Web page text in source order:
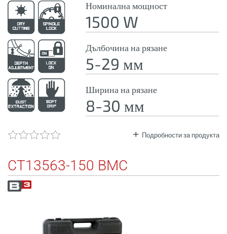
Номинална мощност
1500 W
Дълбочина на рязане
5-29 мм
Ширина на рязане
8-30 мм
Подробности за продукта
CT13563-150 BMC